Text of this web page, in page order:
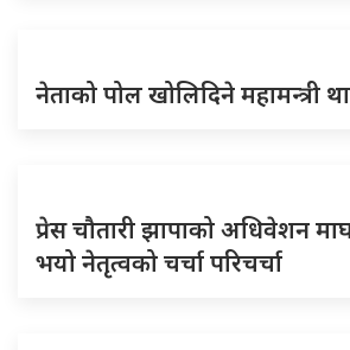
नेताको पोल खोलिदिने महामन्त्री
प्रेस चौतारी झापाको अधिवेशन
भयो नेतृत्वको चर्चा परिचर्चा